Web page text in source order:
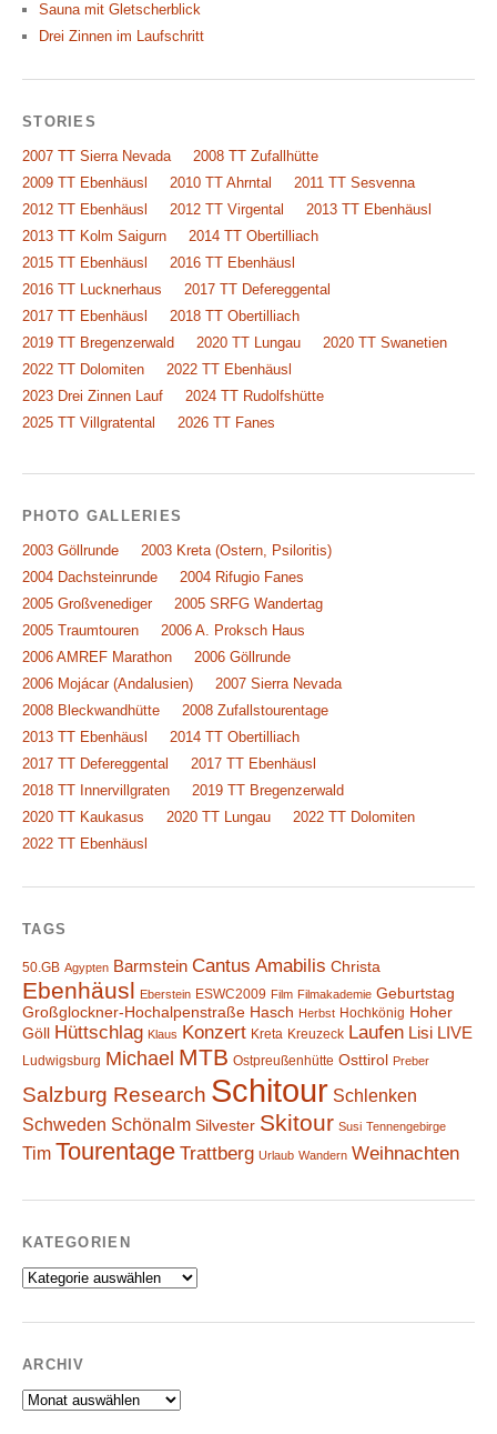
Sauna mit Gletscherblick
Drei Zinnen im Laufschritt
STORIES
2007 TT Sierra Nevada
2008 TT Zufallhütte
2009 TT Ebenhäusl
2010 TT Ahrntal
2011 TT Sesvenna
2012 TT Ebenhäusl
2012 TT Virgental
2013 TT Ebenhäusl
2013 TT Kolm Saigurn
2014 TT Obertilliach
2015 TT Ebenhäusl
2016 TT Ebenhäusl
2016 TT Lucknerhaus
2017 TT Defereggental
2017 TT Ebenhäusl
2018 TT Obertilliach
2019 TT Bregenzerwald
2020 TT Lungau
2020 TT Swanetien
2022 TT Dolomiten
2022 TT Ebenhäusl
2023 Drei Zinnen Lauf
2024 TT Rudolfshütte
2025 TT Villgratental
2026 TT Fanes
PHOTO GALLERIES
2003 Göllrunde
2003 Kreta (Ostern, Psiloritis)
2004 Dachsteinrunde
2004 Rifugio Fanes
2005 Großvenediger
2005 SRFG Wandertag
2005 Traumtouren
2006 A. Proksch Haus
2006 AMREF Marathon
2006 Göllrunde
2006 Mojácar (Andalusien)
2007 Sierra Nevada
2008 Bleckwandhütte
2008 Zufallstourentage
2013 TT Ebenhäusl
2014 TT Obertilliach
2017 TT Defereggental
2017 TT Ebenhäusl
2018 TT Innervillgraten
2019 TT Bregenzerwald
2020 TT Kaukasus
2020 TT Lungau
2022 TT Dolomiten
2022 TT Ebenhäusl
TAGS
50.GB Agypten Barmstein Cantus Amabilis Christa
Ebenhäusl Eberstein ESWC2009 Film Filmakademie Geburtstag
Großglockner-Hochalpenstraße Hasch Herbst Hochkönig Hoher
Göll
Hüttschlag Klaus Konzert Kreta Kreuzeck Laufen Lisi LIVE
Ludwigsburg Michael MTB Ostpreußenhütte Osttirol Preber
Salzburg Research Schitour Schlenken
Schweden Schönalm Silvester Skitour Susi Tennengebirge
Tim Tourentage Trattberg Urlaub Wandern Weihnachten
KATEGORIEN
Kategorien
ARCHIV
Archiv